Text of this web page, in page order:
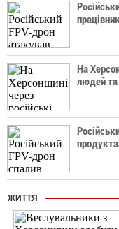
На
людей
ЖИТТЯ